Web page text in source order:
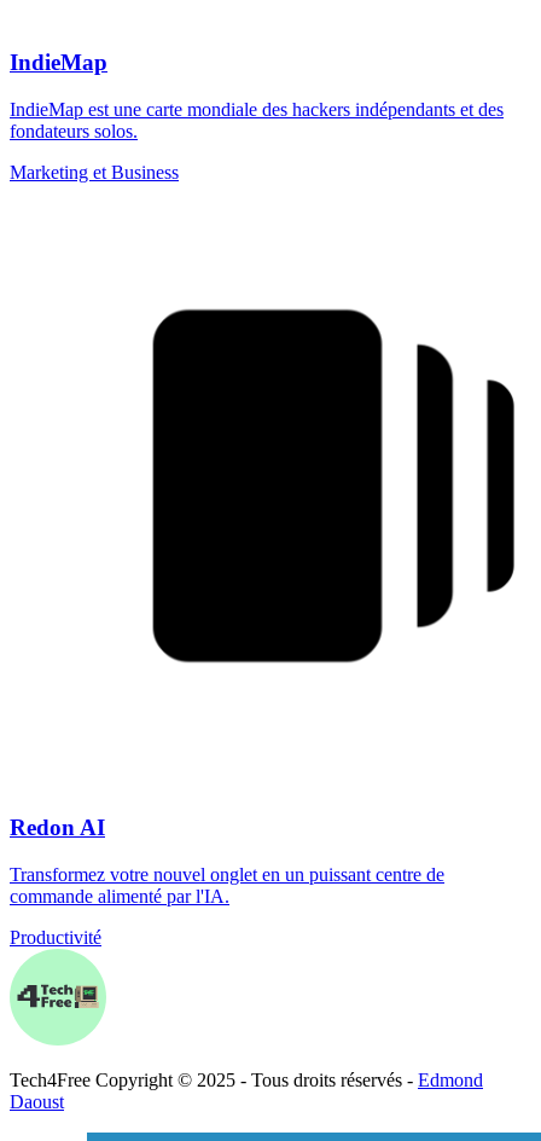
IndieMap
IndieMap est une carte mondiale des hackers indépendants et des
fondateurs solos.
Marketing et Business
Redon AI
Transformez votre nouvel onglet en un puissant centre de
commande alimenté par l'IA.
Productivité
Tech4Free Copyright © 2025 - Tous droits réservés - Edmond
Daoust